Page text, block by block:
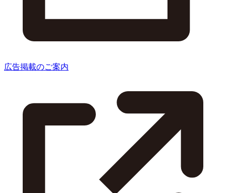
広告掲載のご案内